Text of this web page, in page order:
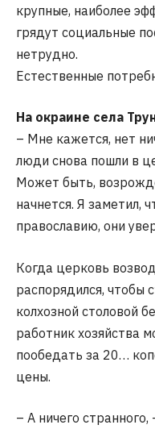
крупные, наиболее
грядут социальные
нетрудно.
Естественные
На окраине села
– Мне кажется, нет
люди снова пошли в
Может быть,
начнется. Я заметил,
православию, они
Когда церковь
распорядился, чтобы
колхозной столовой
работник хозяйства
пообедать за 20…
цены.
– А ничего